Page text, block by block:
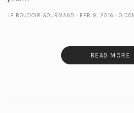
LE BOUDOIR GOURMAND FEB 9, 2016 0
READ MORE